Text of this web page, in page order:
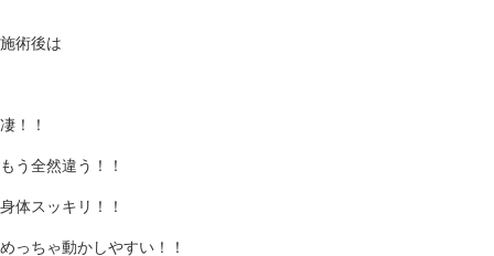
施術後は
凄！！
もう全然違う！！
身体スッキリ！！
めっちゃ動かしやすい！！